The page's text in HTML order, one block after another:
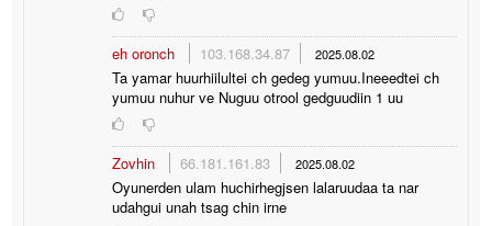
eh oronch 103.168.34.87 2025.08.02
Ta yamar huurhiilultei ch gedeg yumuu.Ineeedtei ch
yumuu nuhur ve Nuguu otrool gedguudiin 1 uu
Zovhin 66.181.161.83 2025.08.02
Oyunerden ulam huchirhegjsen lalaruudaa ta nar
udahgui unah tsag chin irne